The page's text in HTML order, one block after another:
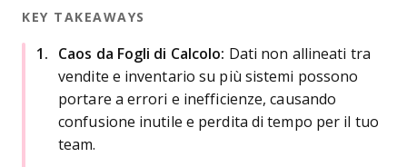
KEY TAKEAWAYS
Caos da Fogli di Calcolo: Dati non allineati tra
vendite e inventario su più sistemi possono
portare a errori e inefficienze, causando
confusione inutile e perdita di tempo per il tuo
team.